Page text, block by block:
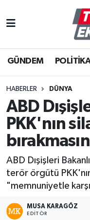
GÜNDEM
HABERLER DÜNYA
ABD
PKK'nın
ABD Dışişleri
terör örgütü PKK'nın
"memnuniyetle
MUSA KARAGÖZ
EDITÖR
İstanbul
İstanbul Hava
İstanbul Namaz
İstanbul Trafik
Süper Lig Puan
Tüm Manşetler
Son Dakika
Haber Arşivi